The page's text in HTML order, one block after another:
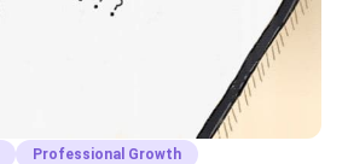
Professional Growth